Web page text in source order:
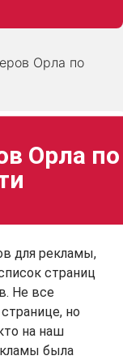
Орла по
Орла по
для рекламы,
страниц
Не все
но
на наш
была